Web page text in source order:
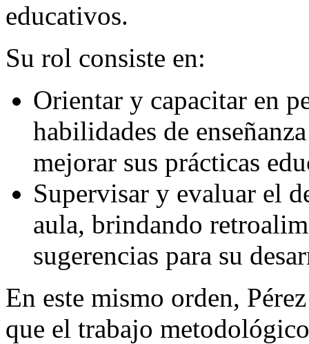
educativos.
Su rol consiste en:
Orientar y capacitar en
habilidades de
mejorar sus prácticas
Supervisar y evaluar el
aula, brindando
sugerencias para su
En este mismo orden,
que el trabajo